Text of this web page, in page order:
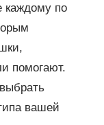
каждому по
помогают.
вашей